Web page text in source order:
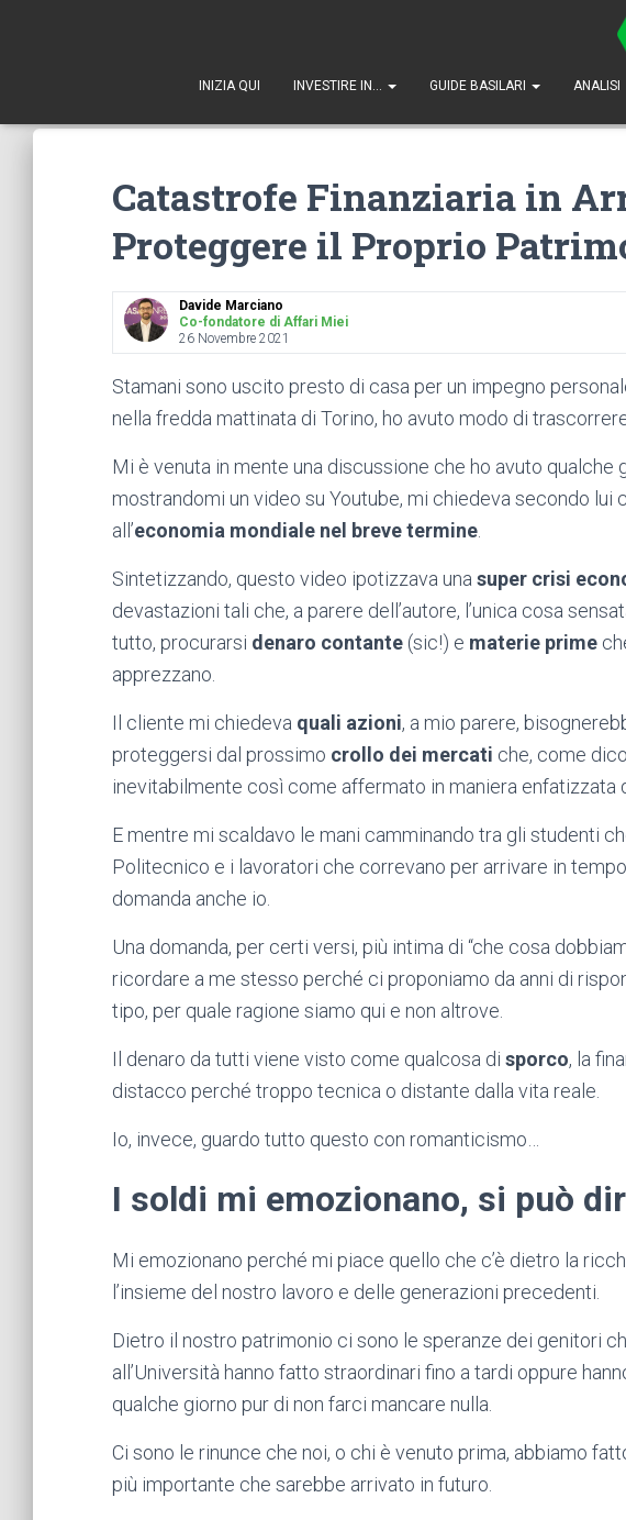
INIZIA QUI INVESTIRE IN… GUIDE BASILARI ANALISI
Catastrofe Finanziaria in
Proteggere il Proprio
Davide Marciano
Co-fondatore di Affari Miei
26 Novembre 2021
Stamani sono uscito presto di casa per un impegno
nella fredda mattinata di Torino, ho avuto modo di
Mi è venuta in mente una discussione che ho avuto qualche
mostrandomi un video su Youtube, mi chiedeva secondo lui
all’economia mondiale nel breve termine
Sintetizzando, questo video ipotizzava una super crisi
devastazioni tali che, a parere dell’autore, l’unica cosa
tutto, procurarsi denaro contante (sic!) e materie prime
apprezzano.
Il cliente mi chiedeva quali azioni, a mio parere,
proteggersi dal prossimo crollo dei mercati che, come
inevitabilmente così come affermato in maniera enfatizzata
E mentre mi scaldavo le mani camminando tra gli studenti
Politecnico e i lavoratori che correvano per arrivare in
domanda anche io.
Una domanda, per certi versi, più intima di “che cosa
ricordare a me stesso perché ci proponiamo da anni di
tipo, per quale ragione siamo qui e non altrove.
Il denaro da tutti viene visto come qualcosa di sporco, la
distacco perché troppo tecnica o distante dalla vita reale.
Io, invece, guardo tutto questo con romanticismo…
I soldi mi emozionano, si può
Mi emozionano perché mi piace quello che c’è dietro la
l’insieme del nostro lavoro e delle generazioni precedenti.
Dietro il nostro patrimonio ci sono le speranze dei genitori
all’Università hanno fatto straordinari fino a tardi oppure
qualche giorno pur di non farci mancare nulla.
Ci sono le rinunce che noi, o chi è venuto prima, abbiamo
più importante che sarebbe arrivato in futuro.